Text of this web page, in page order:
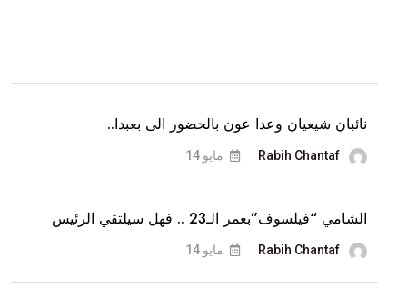
نائبان شيعيان وعدا عون بالحضور الى بعبدا..
Rabih Chantaf مايو 14
الشامي “فيلسوف”بعمر الـ23 .. فهل سيلتقي الرئيس
Rabih Chantaf مايو 14